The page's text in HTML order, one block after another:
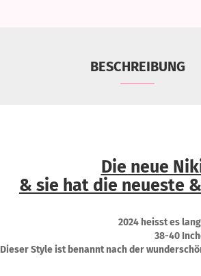
BESCHREIBUNG
Die neue
& sie hat die neueste
2024 heisst es
38-40
Dieser Style ist benannt nach der